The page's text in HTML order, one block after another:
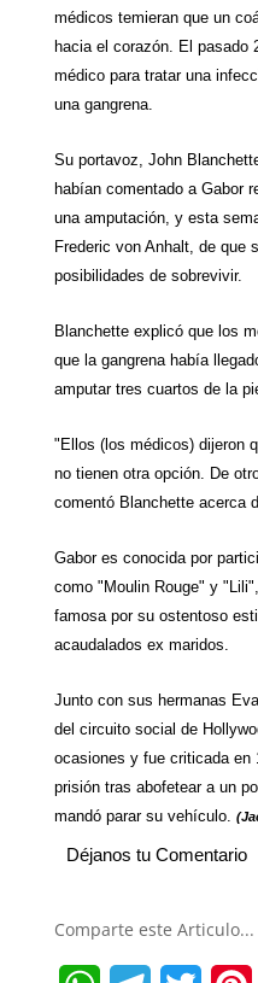
médicos temieran que un
hacia el corazón. El pasado
médico para tratar una
una gangrena.
Su portavoz, John
habían comentado a Gabor
una amputación, y esta
Frederic von Anhalt, de que
posibilidades de sobrevivir.
Blanchette explicó que los
que la gangrena había
amputar tres cuartos de la
"Ellos (los médicos) dijeron
no tienen otra opción. De
comentó Blanchette acerca
Gabor es conocida por
como "Moulin Rouge" y
famosa por su ostentoso
acaudalados ex maridos.
Junto con sus hermanas
del circuito social de
ocasiones y fue criticada en
prisión tras abofetear a un
mandó parar su vehículo.
Déjanos tu Comentario
Comparte este Articulo...